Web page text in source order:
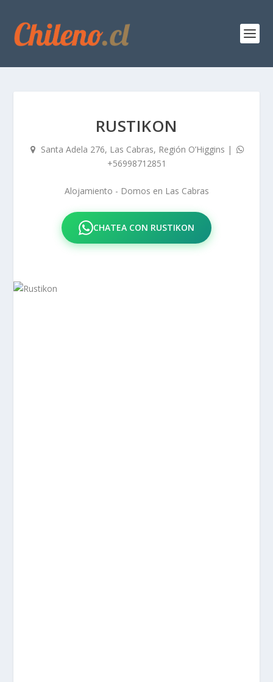
RUSTIKON
Santa Adela 276, Las Cabras, Región O’Higgins |
+56998712851
Alojamiento - Domos en Las Cabras
CHATEA CON RUSTIKON